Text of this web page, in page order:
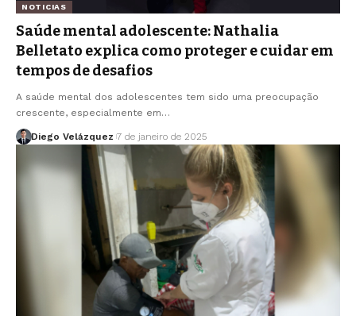
NOTICIAS
Saúde mental adolescente: Nathalia
Belletato explica como proteger e cuidar em
tempos de desafios
A saúde mental dos adolescentes tem sido uma preocupação
crescente, especialmente em…
Diego Velázquez 7 de janeiro de 2025